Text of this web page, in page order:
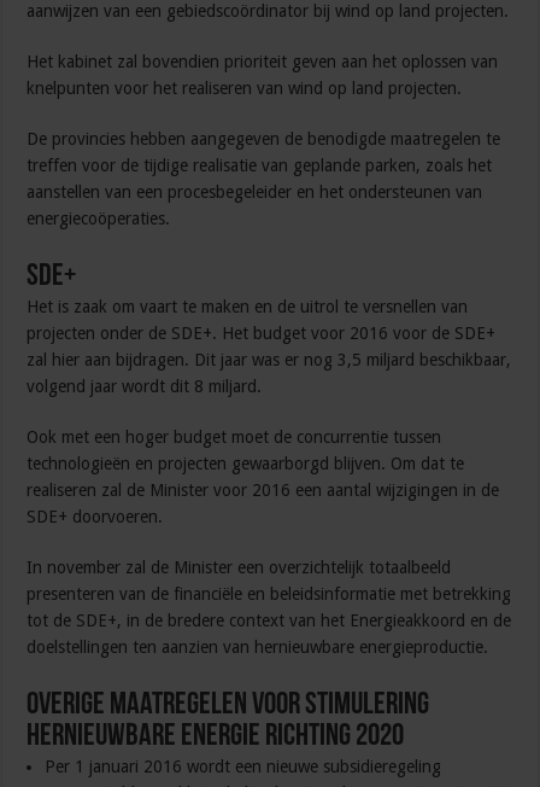
aanwijzen van een gebiedscoördinator bij wind op land projecten.
Het kabinet zal bovendien prioriteit geven aan het oplossen van
knelpunten voor het realiseren van wind op land projecten.
De provincies hebben aangegeven de benodigde maatregelen te
treffen voor de tijdige realisatie van geplande parken, zoals het
aanstellen van een procesbegeleider en het ondersteunen van
energiecoöperaties.
SDE+
Het is zaak om vaart te maken en de uitrol te versnellen van
projecten onder de SDE+. Het budget voor 2016 voor de SDE+
zal hier aan bijdragen. Dit jaar was er nog 3,5 miljard beschikbaar,
volgend jaar wordt dit 8 miljard.
Ook met een hoger budget moet de concurrentie tussen
technologieën en projecten gewaarborgd blijven. Om dat te
realiseren zal de Minister voor 2016 een aantal wijzigingen in de
SDE+ doorvoeren.
In november zal de Minister een overzichtelijk totaalbeeld
presenteren van de financiële en beleidsinformatie met betrekking
tot de SDE+, in de bredere context van het Energieakkoord en de
doelstellingen ten aanzien van hernieuwbare energieproductie.
Overige maatregelen voor stimulering
hernieuwbare energie richting 2020
Per 1 januari 2016 wordt een nieuwe subsidieregeling